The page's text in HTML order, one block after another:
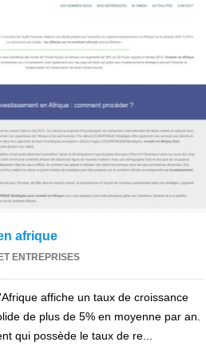
afrique
ENTREPRISES
affiche un taux de croissance
de plus de 5% en moyenne par an.
qui possède le taux de re...